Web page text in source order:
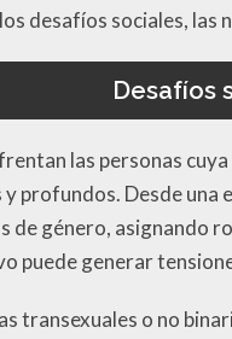
desafíos sociales,
Desafíos
las personas
profundos. Desde una
género, asignando
puede generar
transexuales o no